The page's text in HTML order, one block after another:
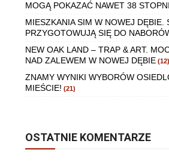
MOGĄ POKAZAĆ NAWET 38 STOPNI
MIESZKANIA SIM W NOWEJ DĘBIE.
PRZYGOTOWUJĄ SIĘ DO
NEW OAK LAND – TRAP & ART.
NAD ZALEWEM W NOWEJ DĘBIE (12)
ZNAMY WYNIKI WYBORÓW
MIEŚCIE! (21)
OSTATNIE KOMENTARZE